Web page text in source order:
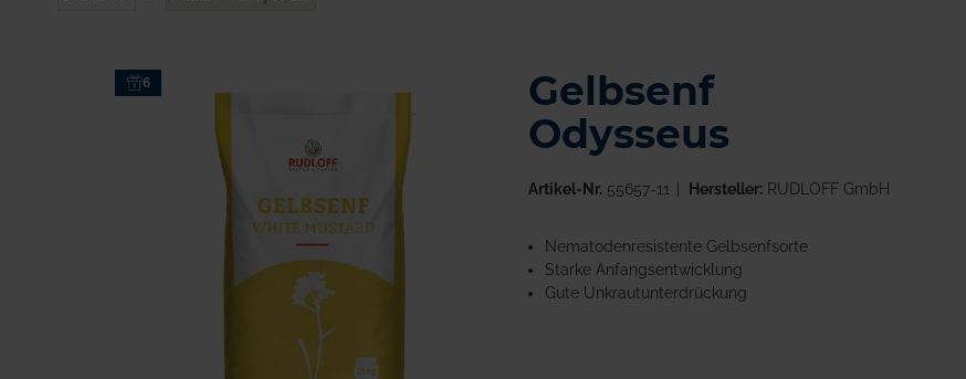
6
Gelbsenf
Odysseus
Artikel-Nr. 55657-11 Hersteller:RUDLOFF GmbH
Nematodenresistente Gelbsenfsorte
Starke Anfangsentwicklung
Gute Unkrautunterdrückung